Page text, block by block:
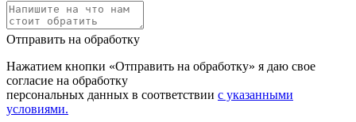
Отправить на обработку
Нажатием кнопки «Отправить на обработку» я даю свое
согласие на обработку
персональных данных в соответствии с указанными
условиями.